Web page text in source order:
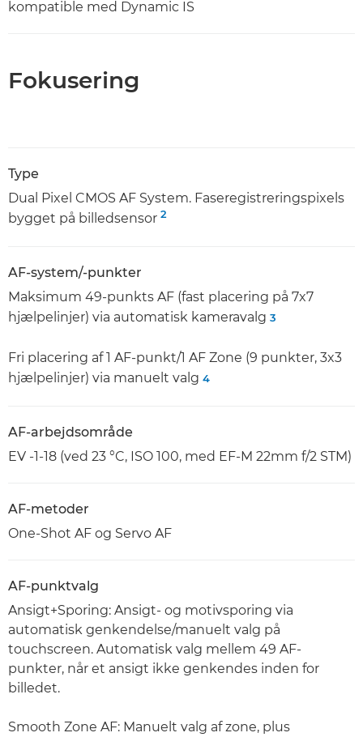
kompatible med Dynamic IS
Fokusering
Type
Dual Pixel CMOS AF System. Faseregistreringspixels
bygget på billedsensor 2
AF-system/-punkter
Maksimum 49-punkts AF (fast placering på 7x7
hjælpelinjer) via automatisk kameravalg 3
Fri placering af 1 AF-punkt/1 AF Zone (9 punkter, 3x3
hjælpelinjer) via manuelt valg 4
AF-arbejdsområde
EV -1-18 (ved 23 °C, ISO 100, med EF-M 22mm f/2 STM)
AF-metoder
One-Shot AF og Servo AF
AF-punktvalg
Ansigt+Sporing: Ansigt- og motivsporing via
automatisk genkendelse/manuelt valg på
touchscreen. Automatisk valg mellem 49 AF-
punkter, når et ansigt ikke genkendes inden for
billedet.
Smooth Zone AF: Manuelt valg af zone, plus